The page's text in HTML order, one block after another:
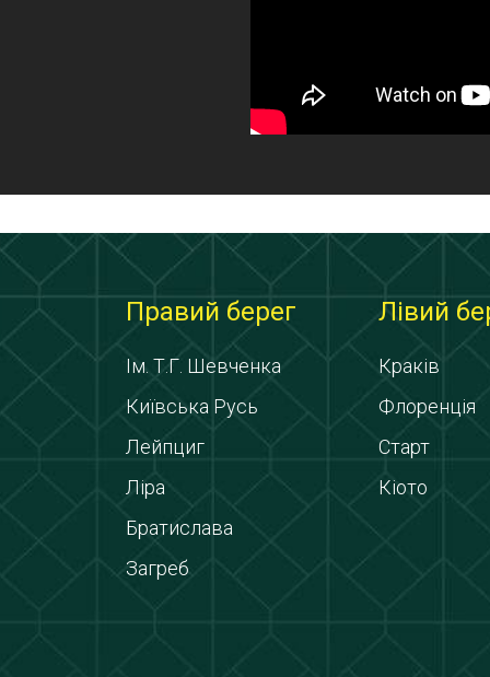
Правий берег
Ім. Т.Г. Шевченка
Київська Русь
Лейпциг
Ліра
Братислава
Загреб
Лівий
Краків
Флоренція
Старт
Кіото